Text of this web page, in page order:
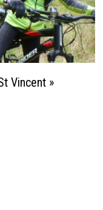
Vincent »